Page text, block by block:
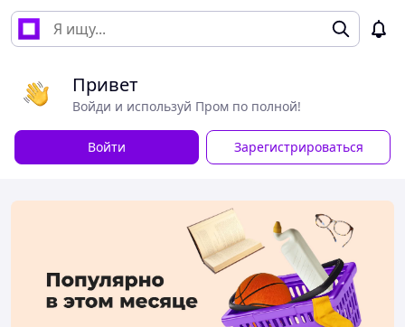
Привет
Войди и используй Пром по полной!
Войти Зарегистрироваться